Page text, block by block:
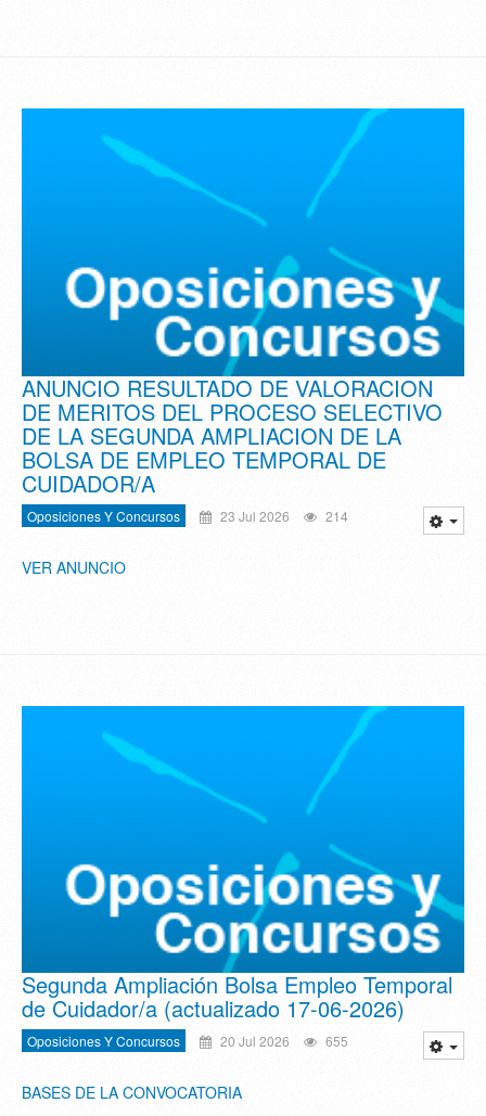
ANUNCIO RESULTADO DE VALORACION
DE MERITOS DEL PROCESO SELECTIVO
DE LA SEGUNDA AMPLIACION DE LA
BOLSA DE EMPLEO TEMPORAL DE
CUIDADOR/A
Oposiciones Y Concursos 23 Jul 2026 214
VER ANUNCIO
Segunda Ampliación Bolsa Empleo Temporal
de Cuidador/a (actualizado 17-06-2026)
Oposiciones Y Concursos 20 Jul 2026 655
BASES DE LA CONVOCATORIA